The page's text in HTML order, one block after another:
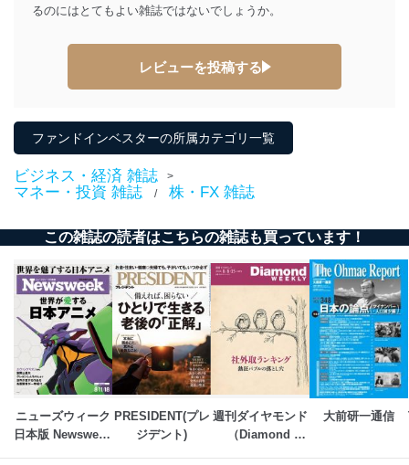
るのにはとてもよい雑誌ではないでしょうか。
レビューを投稿する
ファンドインベスターの所属カテゴリ一覧
ビジネス・経済 雑誌 >
マネー・投資 雑誌 / 株・FX 雑誌
この雑誌の読者はこちらの雑誌も買っています！
ニューズウィーク
日本版 Newsweek
PRESIDENT(プレ
ジデント)
週刊ダイヤモンド
（Diamond
大前研一通信